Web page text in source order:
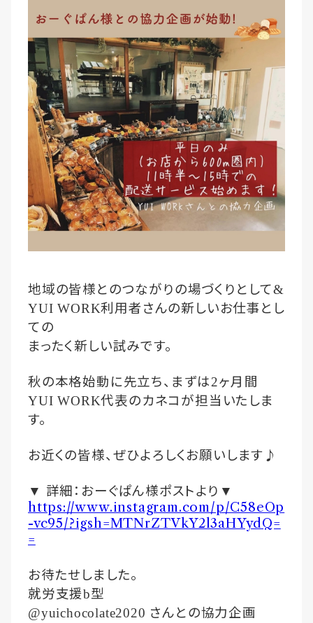
地域の皆様とのつながりの場づくりとして&
YUI WORK利用者さんの新しいお仕事とし
ての
まったく新しい試みです。
秋の本格始動に先立ち、まずは2ヶ月間
YUI WORK代表のカネコが担当いたしま
す。
お近くの皆様、ぜひよろしくお願いします♪
▼ 詳細：おーぐぱん様ポストより ▼
https://www.instagram.com/p/C58eOp
-vc95/?igsh=MTNrZTVkY2l3aHYydQ=
=
お待たせしました。
就労支援b型
@yuichocolate2020 さんとの協力企画